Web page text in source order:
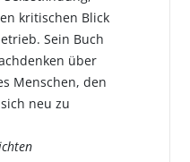
kritischen Blick
Sein Buch
über
Menschen, den
neu zu